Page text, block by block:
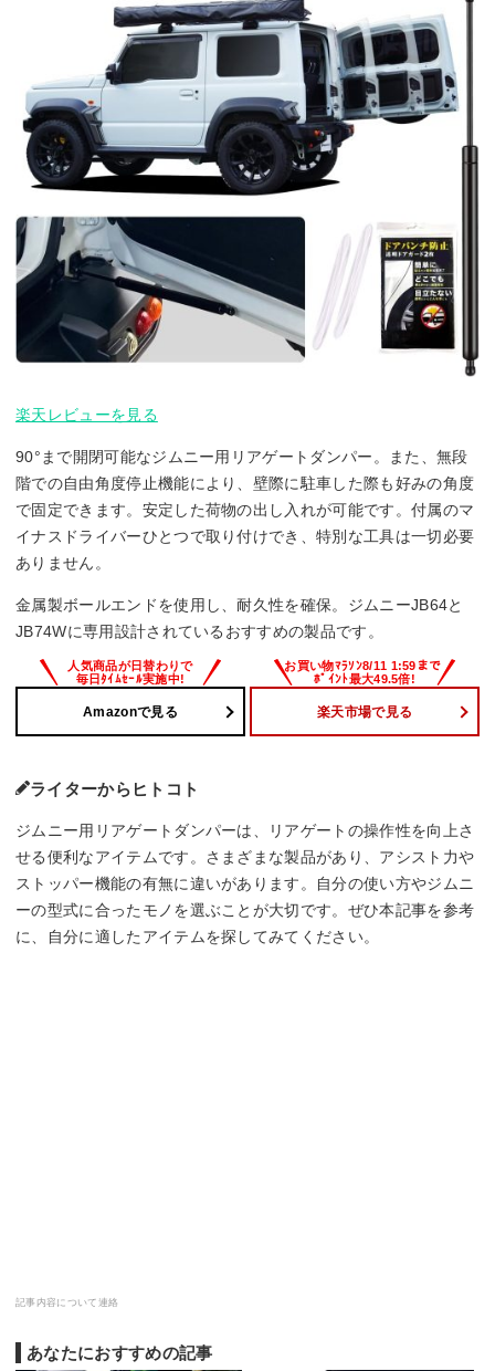
楽天レビューを見る
90°まで開閉可能なジムニー用リアゲートダンパー。また、無段
階での自由角度停止機能により、壁際に駐車した際も好みの角度
で固定できます。安定した荷物の出し入れが可能です。付属のマ
イナスドライバーひとつで取り付けでき、特別な工具は一切必要
ありません。
金属製ボールエンドを使用し、耐久性を確保。ジムニーJB64と
JB74Wに専用設計されているおすすめの製品です。
Amazonで見る 楽天市場で見る
ライターからヒトコト
ジムニー用リアゲートダンパーは、リアゲートの操作性を向上さ
せる便利なアイテムです。さまざまな製品があり、アシスト力や
ストッパー機能の有無に違いがあります。自分の使い方やジムニ
ーの型式に合ったモノを選ぶことが大切です。ぜひ本記事を参考
に、自分に適したアイテムを探してみてください。
記事内容について連絡
あなたにおすすめの記事